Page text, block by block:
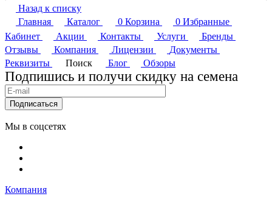
Назад к списку
Главная
Каталог 0 Корзина 0 Избранные
Кабинет
Акции Контакты Услуги
Бренды
Отзывы
Компания Лицензии
Документы
Реквизиты
Поиск Блог Обзоры
Подпишись и получи скидку на семена
Подписаться
Мы в соцсетях
Компания